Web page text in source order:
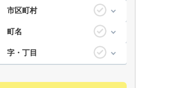
市区町村
町名
字・丁目